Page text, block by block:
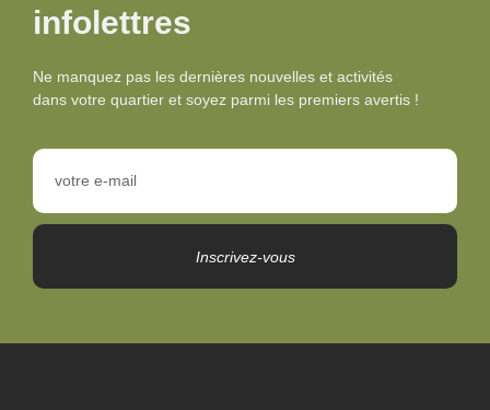
infolettres
Ne manquez pas les dernières nouvelles et activités
dans votre quartier et soyez parmi les premiers avertis !
Inscrivez-vous